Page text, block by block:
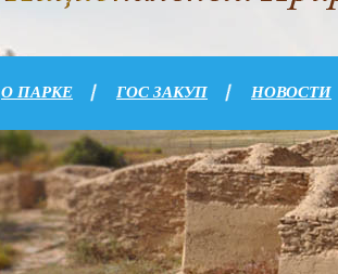
О ПАРКЕ ГОС ЗАКУП НОВОСТИ